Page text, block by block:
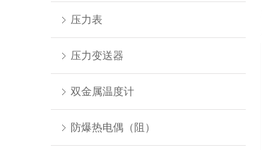
压力表
压力变送器
双金属温度计
防爆热电偶（阻）